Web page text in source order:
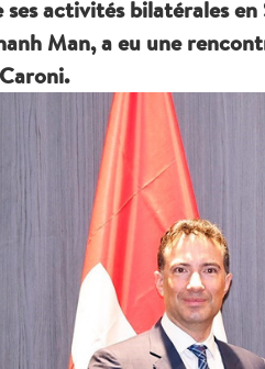
activités bilatérales en
Man, a eu une